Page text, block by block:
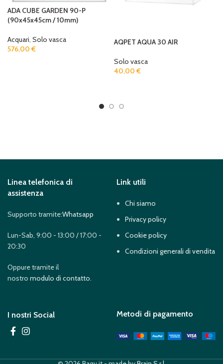
ADA CUBE GARDEN 90-P
(90x45x45cm / 10mm)
Acquari, Solo vasca
576,00 €
AQPET AQUA 30 AIR
Solo vasca
40,00 €
Linea telefonica di
assistenza
Supporto tramite:Whatsapp
Lun-Sab, 9:00 - 13:00 / 17:00 -
20:30
Oppure tramite il
nostromodulo di contatto.
Link utili
Chi siamo
Privacy policy
Cookie policy
Condizioni generali di vendita
I nostri Social Metodi di pagamento